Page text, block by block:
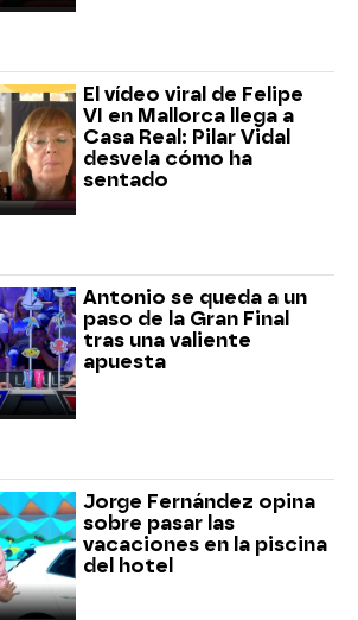
El vídeo viral de Felipe
VI en Mallorca llega a
Casa Real: Pilar Vidal
desvela cómo ha
sentado
Antonio se queda a un
paso de la Gran Final
tras una valiente
apuesta
Jorge Fernández opina
sobre pasar las
vacaciones en la piscina
del hotel